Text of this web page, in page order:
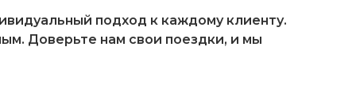
подход к каждому клиенту.
Доверьте нам свои поездки, и мы